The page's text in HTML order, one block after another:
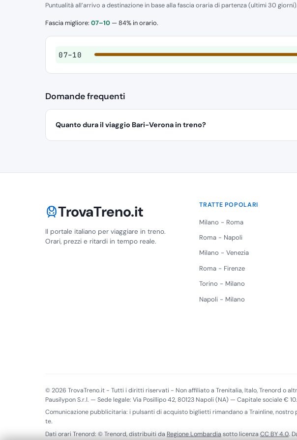
Puntualità all’arrivo a destinazione in base alla fascia oraria di partenza (ultimi 30 giorni).
Fascia migliore: 07–10 — 84% in orario.
07–10
Domande frequenti
Quanto dura il viaggio Bari-Verona in treno?
TrovaTreno.it
Il portale italiano per viaggiare in treno.
Orari, prezzi e ritardi in tempo reale.
TRATTE POPOLARI
Milano - Roma
Roma - Napoli
Milano - Venezia
Roma - Firenze
Torino - Milano
Napoli - Milano
© 2026 TrovaTreno.it - Tutti i diritti riservati - Non affiliato a Trenitalia, Italo, Trenord o
Pausilypon S.r.l. — Sede legale: Via Posillipo 42, 80123 Napoli (NA) — Capitale sociale €
Comunicazione pubblicitaria: i pulsanti di acquisto biglietti rimandano a Trainline,
te.
Dati orari Trenord: © Trenord, distribuiti da Regione Lombardia sotto licenza CC BY 4.0.